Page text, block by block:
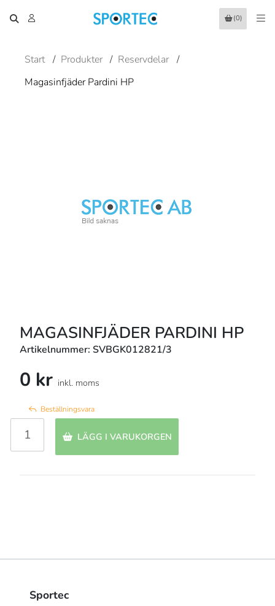
(0)
Start / Produkter / Reservdelar /
Magasinfjäder Pardini HP
MAGASINFJÄDER PARDINI HP
Artikelnummer: SVBGK012821/3
0 kr inkl. moms
Beställningsvara
LÄGG I VARUKORGEN
Sportec